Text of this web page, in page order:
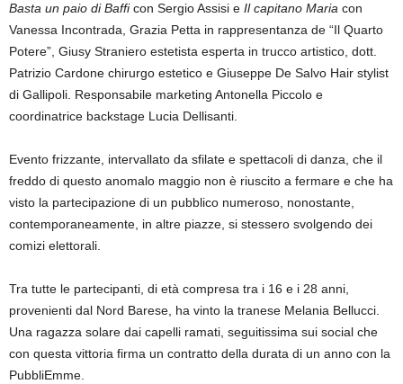
Basta un paio di Bafficon Sergio Assisi e Il capitano Maria con
Vanessa Incontrada, Grazia Petta in rappresentanza de “Il Quarto
Potere”, Giusy Straniero estetista esperta in trucco artistico, dott.
Patrizio Cardone chirurgo estetico e Giuseppe De Salvo Hair stylist
di Gallipoli. Responsabile marketing Antonella Piccolo e
coordinatrice backstage Lucia Dellisanti.
Evento frizzante, intervallato da sfilate e spettacoli di danza, che il
freddo di questo anomalo maggio non è riuscito a fermare e che ha
visto la partecipazione di un pubblico numeroso, nonostante,
contemporaneamente, in altre piazze, si stessero svolgendo dei
comizi elettorali.
Tra tutte le partecipanti, di età compresa tra i 16 e i 28 anni,
provenienti dal Nord Barese, ha vinto la tranese Melania Bellucci.
Una ragazza solare dai capelli ramati, seguitissima sui social che
con questa vittoria firma un contratto della durata di un anno con la
PubbliEmme.